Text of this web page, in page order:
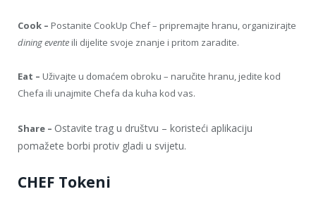
Cook – Postanite CookUp Chef– pripremajte hranu, organizirajte
dining evente ili dijelite svoje znanje i pritom zaradite.
Eat – Uživajte u domaćem obroku – naručite hranu, jedite kod
Chefa ili unajmite Chefa da kuha kod vas.
Share – Ostavite trag u društvu – koristeći aplikaciju
pomažete borbi protiv gladi u svijetu.
CHEF Tokeni